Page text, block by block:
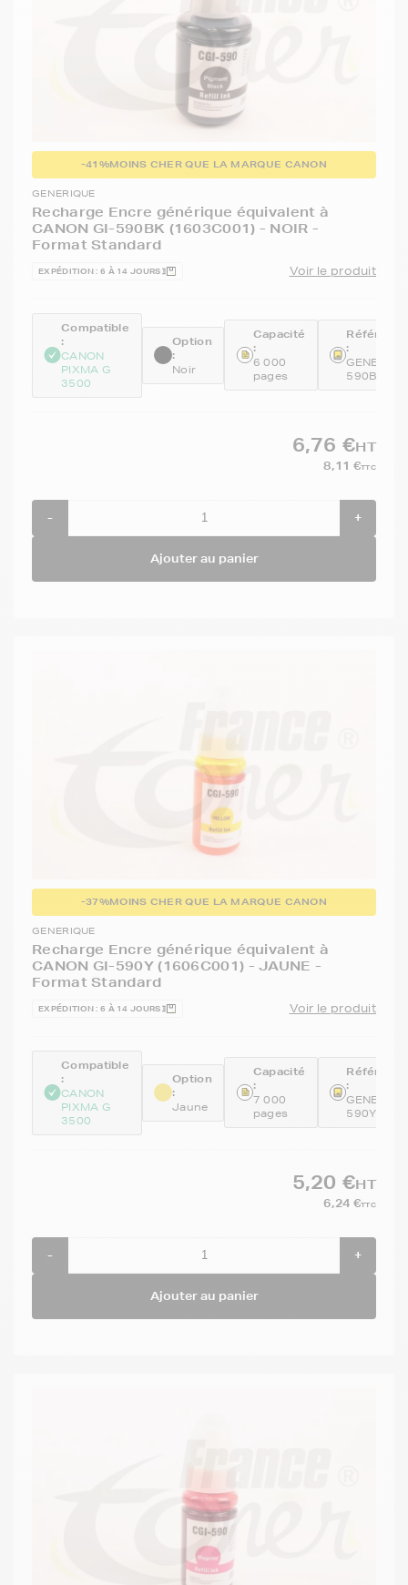
-41%MOINS CHER QUE LA MARQUE CANON
GENERIQUE
Recharge Encre générique équivalent à
CANON GI-590BK (1603C001) - NOIR -
Format Standard
EXPÉDITION : 6 À 14 JOURS Voir le produit
Compatible
:
CANON
PIXMA G
3500
Option
:
Noir
Capacité
:
6 000
pages
Référence
:
GENEGI-
590BK
6,76 €HT
8,11 €TTC
- +
Ajouter au panier
-37%MOINS CHER QUE LA MARQUE CANON
GENERIQUE
Recharge Encre générique équivalent à
CANON GI-590Y (1606C001) - JAUNE -
Format Standard
EXPÉDITION : 6 À 14 JOURS Voir le produit
Compatible
:
CANON
PIXMA G
3500
Option
:
Jaune
Capacité
:
7 000
pages
Référence
:
GENEGI-
590Y
5,20 €HT
6,24 €TTC
- +
Ajouter au panier